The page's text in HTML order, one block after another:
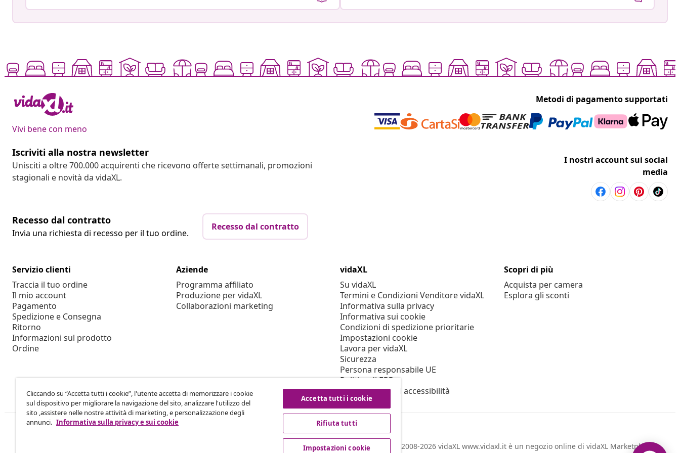
Vivi bene con meno
Metodi di pagamento supportati
Iscriviti alla nostra newsletter
Unisciti a oltre 700.000 acquirenti che ricevono offerte settimanali, promozioni
stagionali e novità da vidaXL.
I nostri account sui social
media
Recesso dal contratto
Invia una richiesta di recesso per il tuo ordine.
Recesso dal contratto
Servizio clienti
Traccia il tuo ordine
Il mio account
Pagamento
Spedizione e Consegna
Ritorno
Informazioni sul prodotto
Ordine
Aziende
Programma affiliato
Produzione per vidaXL
Collaborazioni marketing
vidaXL
Su vidaXL
Termini e Condizioni Venditore vidaXL
Informativa sulla privacy
Informativa sui cookie
Condizioni di spedizione prioritarie
Impostazioni cookie
Lavora per vidaXL
Sicurezza
Persona responsabile UE
Politica di EPR
Dichiarazione di accessibilità
Scopri di più
Acquista per camera
Esplora gli sconti
© 2008-2026 vidaXL www.vidaxl.it è un negozio online di vidaXL Marketplace
Cliccando su “Accetta tutti i cookie”, l'utente accetta di memorizzare i cookie
sul dispositivo per migliorare la navigazione del sito, analizzare l'utilizzo del
sito ,assistere nelle nostre attività di marketing, e personalizzazione degli
annunci. Informativa sulla privacy e sui cookie
Accetta tutti i cookie
Rifiuta tutti
Impostazioni cookie